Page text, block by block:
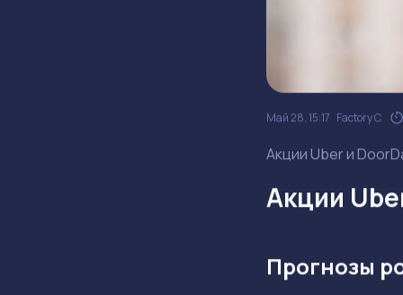
Май 28, 15:17 Factory C.
Акции Uber и
Акции
Прогнозы